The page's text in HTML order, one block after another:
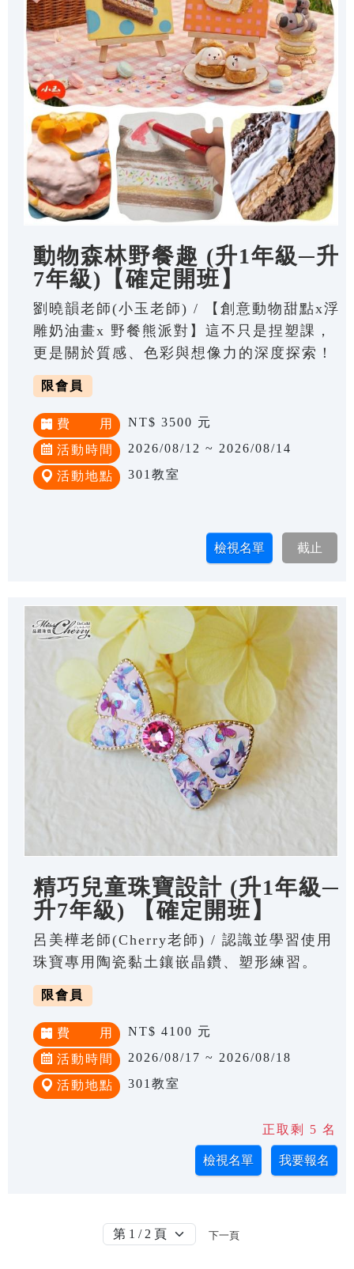
動物森林野餐趣 (升1年級─升
7年級)【確定開班】
劉曉韻老師(小玉老師) / 【創意動物甜點x浮
雕奶油畫x 野餐熊派對】這不只是捏塑課，
更是關於質感、色彩與想像力的深度探索！
限會員
費 用 NT$ 3500 元
活動時間 2026/08/12 ~ 2026/08/14
活動地點 301教室
精巧兒童珠寶設計 (升1年級─
升7年級) 【確定開班】
呂美樺老師(Cherry老師) / 認識並學習使用
珠寶專用陶瓷黏土鑲嵌晶鑽、塑形練習。
限會員
費 用 NT$ 4100 元
活動時間 2026/08/17 ~ 2026/08/18
活動地點 301教室
正取剩 5 名
下一頁